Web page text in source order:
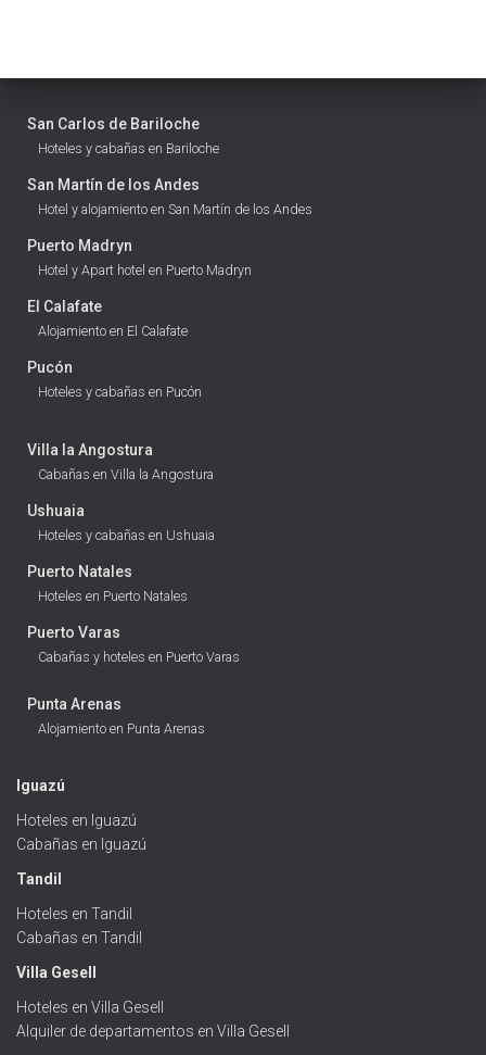
San Carlos de Bariloche
Hoteles y cabañas en Bariloche
San Martín de los Andes
Hotel y alojamiento en San Martín de los Andes
Puerto Madryn
Hotel y Apart hotel en Puerto Madryn
El Calafate
Alojamiento en El Calafate
Pucón
Hoteles y cabañas en Pucón
Villa la Angostura
Cabañas en Villa la Angostura
Ushuaia
Hoteles y cabañas en Ushuaia
Puerto Natales
Hoteles en Puerto Natales
Puerto Varas
Cabañas y hoteles en Puerto Varas
Punta Arenas
Alojamiento en Punta Arenas
Iguazú
Hoteles en Iguazú
Cabañas en Iguazú
Tandil
Hoteles en Tandil
Cabañas en Tandil
Villa Gesell
Hoteles en Villa Gesell
Alquiler de departamentos en Villa Gesell